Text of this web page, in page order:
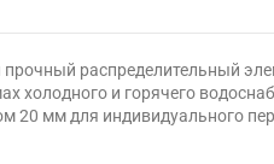
распределительный
холодного и горячего
мм для индивидуального